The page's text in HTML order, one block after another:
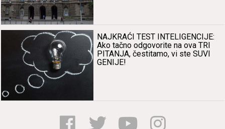
NAJKRAĆI TEST INTELIGENCIJE:
Ako tаčno odgovorite nа ovа TRI
PITANJA, čestitаmo, vi ste SUVI
GENIJE!